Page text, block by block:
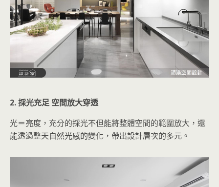
2. 採光充足 空間放大穿透
光＝亮度，充分的採光不但能將整體空間的範圍放大，還
能透過整天自然光感的變化，帶出設計層次的多元。